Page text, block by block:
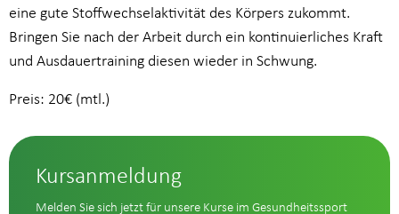
eine gute Stoffwechselaktivität des Körpers zukommt.
Bringen Sie nach der Arbeit durch ein kontinuierliches Kraft
und Ausdauertraining diesen wieder in Schwung.
Preis: 20€ (mtl.)
Kursanmeldung
Melden Sie sich jetzt für unsere Kurse im Gesundheitssport